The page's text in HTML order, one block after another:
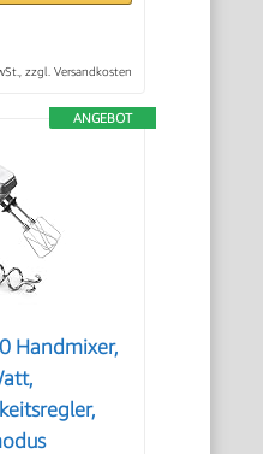
zzgl. Versandkosten
ANGEBOT
Handmixer,